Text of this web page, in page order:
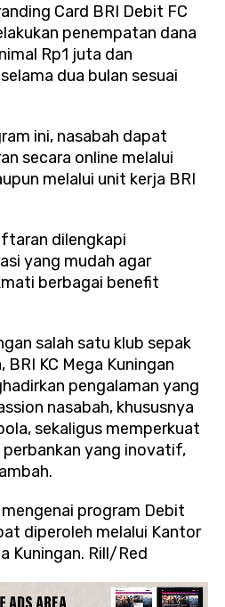
Card BRI Debit FC
penempatan dana
Rp1 juta dan
dua bulan sesuai
ini, nasabah dapat
secara online melalui
melalui unit kerja BRI
dilengkapi
yang mudah agar
berbagai benefit
salah satu klub sepak
KC Mega Kuningan
pengalaman yang
nasabah, khususnya
sekaligus memperkuat
yang inovatif,
program Debit
diperoleh melalui Kantor
Kuningan. Rill/Red